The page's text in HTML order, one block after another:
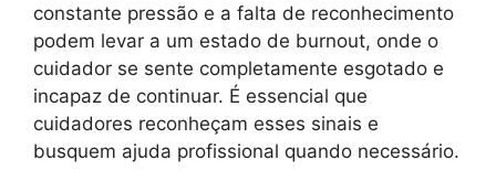
constante pressão e a falta de reconhecimento
podem levar a um estado de burnout, onde o
cuidador se sente completamente esgotado e
incapaz de continuar. É essencial que
cuidadores reconheçam esses sinais e
busquem ajuda profissional quando necessário.